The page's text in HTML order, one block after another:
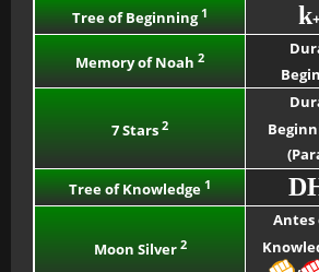
Tree of Beginning1 k+
Memory of Noah 2
7 Stars 2
Tree of Knowledge1
Moon Silver 2
Antes